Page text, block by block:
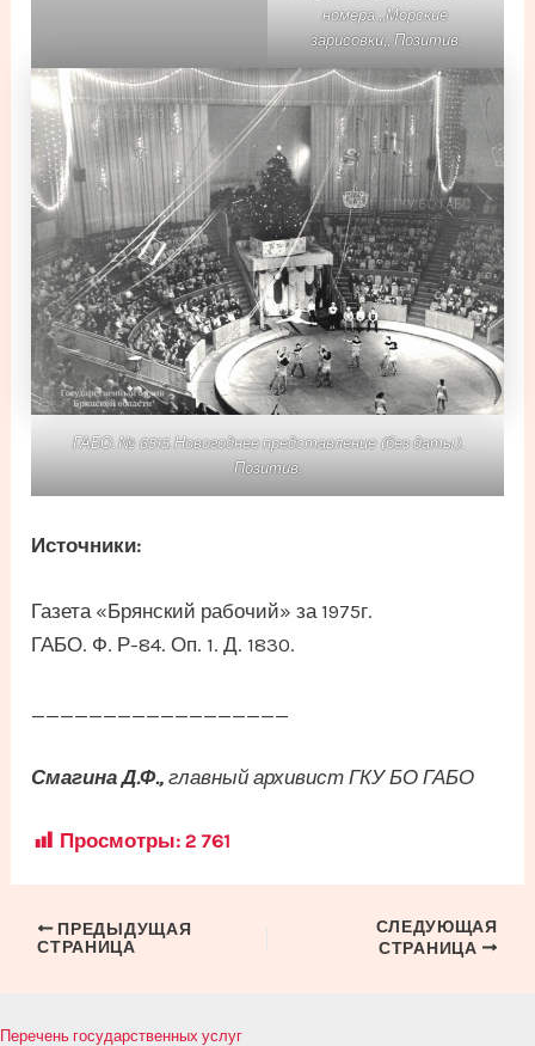
номера ,,Морские
зарисовки,, Позитив.
ГАБО. № 6515. Новогоднее представление (без даты).
Позитив.
Источники:
Газета «Брянский рабочий» за 1975г.
ГАБО. Ф. Р-84. Оп. 1. Д. 1830.
__________________
Смагина Д.Ф., главный архивист ГКУ БО ГАБО
Просмотры: 2 761
Навигация
ПРЕДЫДУЩАЯ
СТРАНИЦА
СЛЕДУЮЩАЯ
СТРАНИЦА
Перечень государственных услуг